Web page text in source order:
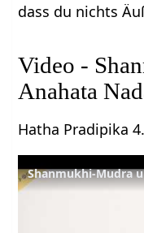
dass du nichts
Video -
Anahata
Hatha Pradipika